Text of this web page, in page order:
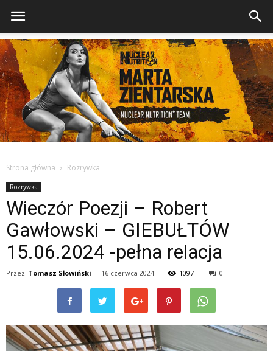
Strona główna Rozrywka
Rozrywka
Wieczór Poezji – Robert
Gawłowski – GIEBUŁTÓW
15.06.2024 -pełna relacja
Przez Tomasz Słowiński - 16 czerwca 2024 1097 0